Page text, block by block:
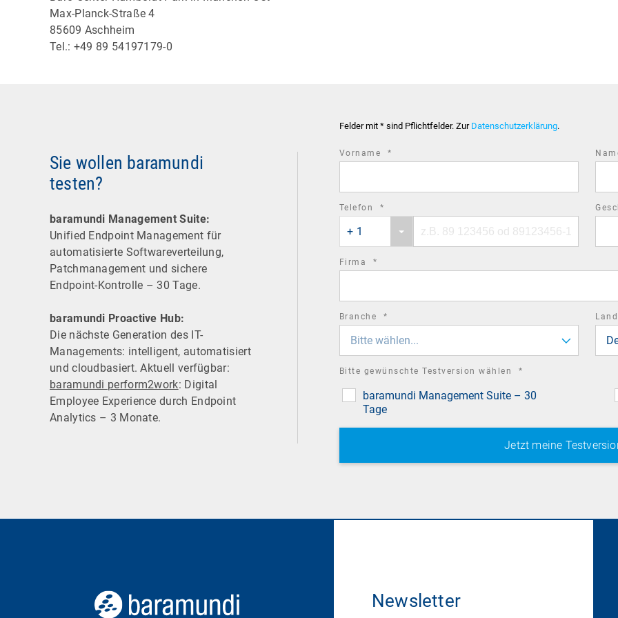
Max-Planck-Straße 4
85609 Aschheim
Tel.: +49 89 54197179-0
Sie wollen baramundi
testen?
baramundi Management Suite:
Unified Endpoint Management für
automatisierte Software­verteilung,
Patchmanagement und sichere
Endpoint-Kontrolle – 30 Tage.
baramundi Proactive Hub:
Die nächste Generation des IT-
Managements: intelligent, automatisiert
und cloudbasiert. Aktuell verfügbar:
baramundi perform2work: Digital
Employee Experience durch Endpoint
Analytics – 3 Monate.
Felder mit * sind Pflichtfelder. Zur Datenschutzerklärung.
Vorname *
Telefon *
country
code
+ 1
number
Firma *
Branche *
Bitte wählen...
Land
Bitte gewünschte Testversion wählen *
baramundi Management Suite – 30
Tage
Newsletter